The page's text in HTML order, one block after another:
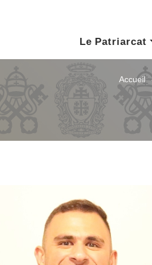
Le Patriarcat
Accueil